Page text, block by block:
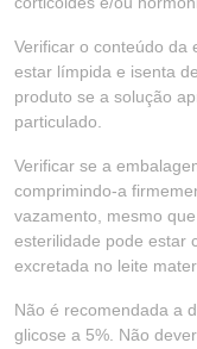
Verificar o conteúdo da
estar límpida e isenta
produto se a solução
particulado.
Verificar se a
comprimindo-a
vazamento, mesmo
esterilidade pode estar
excretada no leite
Não é recomendada a
glicose a 5%. Não